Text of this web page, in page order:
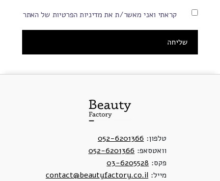
קראתי ואני מאשר/ת את מדיניות הפרטיות של האתר
טלפון: 052-6201366
וואטסאפ: 052-6201366
פקס: 03-6205528
מייל: contact@beautyfactory.co.il